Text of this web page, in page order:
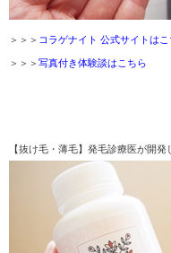
＞＞＞ コラゲナイト 公式サイトはこ
＞＞＞ 写真付き体験談はこちら
【抜け毛・薄毛】発毛診療医が開発